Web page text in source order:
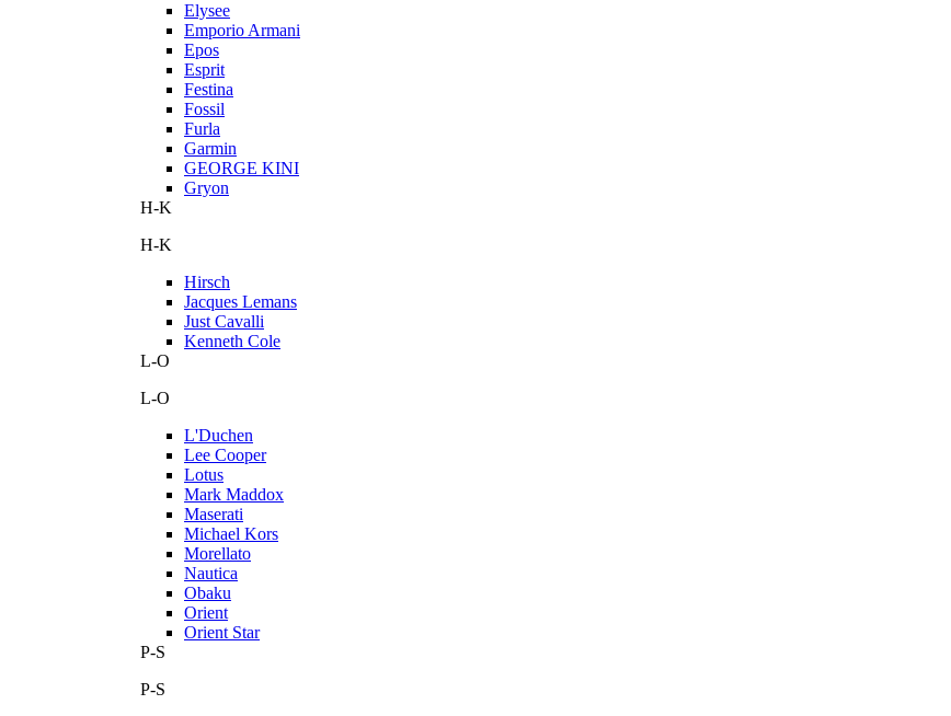
Elysee
Emporio Armani
Epos
Esprit
Festina
Fossil
Furla
Garmin
GEORGE KINI
Gryon
H-K
H-K
Hirsch
Jacques Lemans
Just Cavalli
Kenneth Cole
L-O
L-O
L'Duchen
Lee Cooper
Lotus
Mark Maddox
Maserati
Michael Kors
Morellato
Nautica
Obaku
Orient
Orient Star
P-S
P-S